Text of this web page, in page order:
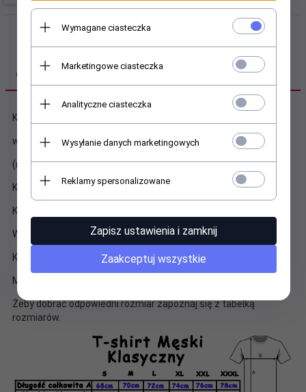
OPIS PRODUKTU
Koszulka T-shirt,
wyróżniająca się wysoką jakością materiału
(miękki, przyjemny w dotyku 100% bawełna z atestem)
Każda koszulka szyta jest na zamówienie.
Kolory są żywe i trwałe, nie odbarwiają się w praniu.
Wygodny fason zapewnia swobodę ruchów.
Koszulki POLSKIE szyte wyłącznie dla LuckyStar.
Możliwość wyboru koloru i rozmiaru koszulki.
Żeby dobrać odpowiedni rozmiar zapoznaj się z tabelką
rozmiarów.
Wymagane ciasteczka
Marketingowe ciasteczka
Analityczne ciasteczka
Wysyłanie danych marketingowych
Reklamy spersonalizowane
Zapisz ustawienia i zamknij
Zaakceptuj wszystkie